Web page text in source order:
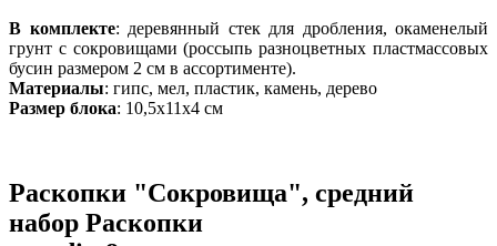
В комплекте: деревянный стек для дробления, окаменелый
грунт с сокровищами (россыпь разноцветных пластмассовых
бусин размером 2 см в ассортименте).
Материалы: гипс, мел, пластик, камень, дерево
Размер блока: 10,5х11х4 см
Раскопки "Сокровища", средний
набор Раскопки